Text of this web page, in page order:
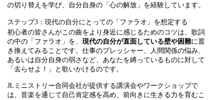
の切り替えを学び、自分自身の「心の解放」を経験しています。
ステップ3：現代の自分にとっての「ファラオ」を想定する
初心者の皆さんがこの曲をより身近に感じるためのコツは、歌詞
の中の「ファラオ」を、 現代の自分が直面している壁や困難に置
き換えてみることです。仕事のプレッシャー、人間関係の悩み、
あるいは自分自身の弱さなど、あなたを縛っているものに対して
「去らせよ！」と歌いかけるのです。
JLミニストリー合同会社が提供する講演会やワークショップで
は、音楽を通じて自己肯定感を高め、前向きに生きる力を育むこ